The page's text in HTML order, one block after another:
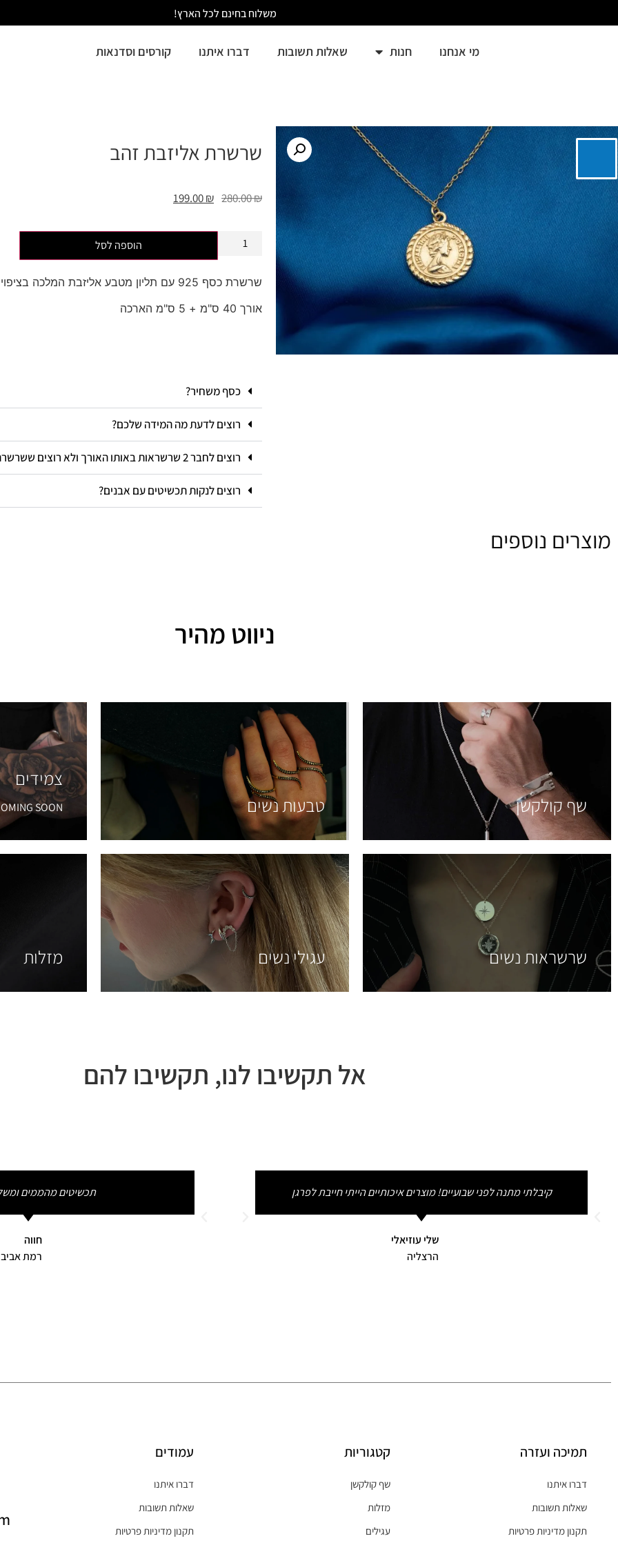
משלוח בחינם לכל הארץ!
מי אנחנו חנות שאלות תשובות דברו איתנו קורסים וסדנאות
שרשרת אליזבת זהב
280.00₪
199.00₪
הוספה לסל
שרשרת כסף 925 עם תליון מטבע אליזבת המלכה בציפוי זהב
אורך 40 ס"מ + 5 ס"מ הארכה
כסף משחיר?
רוצים לדעת מה המידה שלכם?
רוצים לחבר 2 שרשראות באותו האורך ולא רוצים ששרשרת אחת תהיה מעל השניה?
רוצים לנקות תכשיטים עם אבנים?
מוצרים נוספים
ניווט מהיר
שף קולקשן טבעות נשים
צמידים
SOON
שרשראות נשים עגילי נשים מזלות
אל תקשיבו לנו, תקשיבו להם
קיבלתי מתנה לפני שבועיים! מוצרים איכותיים הייתי חייבת לפרגן
שלי עוזיאלי
הרצליה
התכשיטים יצאו יפים ואיכותיים
תל אביב
תכשיטים מהממים
חווה
רמת אביב
תמיכה ועזרה
דברו איתנו
שאלות תשובות
תקנון מדיניות פרטיות
קטגוריות
שף קולקשן
מזלות
עגילים
עמודים
דברו איתנו
שאלות תשובות
תקנון מדיניות פרטיות